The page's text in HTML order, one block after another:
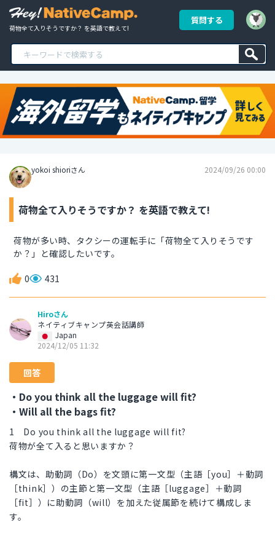
荷物全て入りそうですか？ を英語で教えて!
質問する
yokoi shioriさん 2024/09/26 00:00
荷物全て入りそうですか？ を英語で教えて!
荷物が多い時、タクシーの運転手に「荷物全て入りそうです
か？」と確認したいです。
0 431
Hiroさん
ネイティブキャンプ英会話講師
Japan
2024/12/05 11:32
回答
・Do you think all the luggage will fit?
・Will all the bags fit?
1 Do you think all the luggage will fit?
荷物が全て入ると思いますか？
構文は、助動詞（Do）を文頭に第一文型（主語［you］＋動詞
［think］）の主節と第一文型（主語［luggage］＋動詞
［fit］）に助動詞（will）を加えた従属節を続けて構成しま
す。